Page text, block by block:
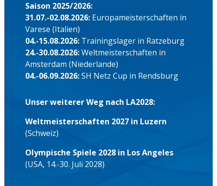
Saison 2025/2026:
31.07.-02.08.2026:Europameisterschaften in
Varese (Italien)
04.-15.08.2026: Trainingslager in Ratzeburg
24.-30.08.2026:Weltmeisterschaften in
Amsterdam (Niederlande)
04.-06.09.2026:SH Netz Cup in Rendsburg
Unser weiterer Weg nach LA2028:
Weltmeisterschaften 2027 in Luzern
(Schweiz)
Olympische Spiele 2028 in Los Angeles
(USA, 14.-30. Juli 2028)